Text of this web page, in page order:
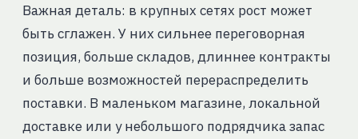
Важная деталь: в крупных сетях рост может
быть сглажен. У них сильнее переговорная
позиция, больше складов, длиннее контракты
и больше возможностей перераспределить
поставки. В маленьком магазине, локальной
доставке или у небольшого подрядчика запас